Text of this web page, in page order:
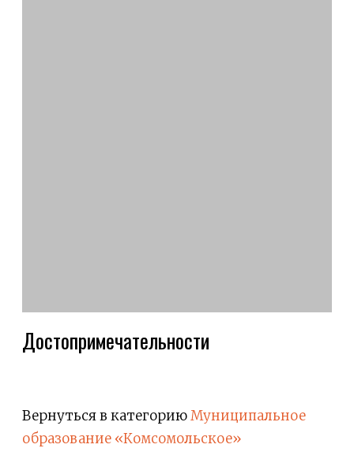
Достопримечательности
Вернуться в категориюМуниципальное
образование «Комсомольское»